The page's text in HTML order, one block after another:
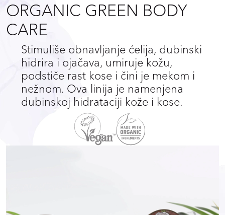
ORGANIC GREEN BODY
CARE
Stimuliše obnavljanje ćelija, dubinski
hidrira i ojačava, umiruje kožu,
podstiče rast kose i čini je mekom i
nežnom. Ova linija je namenjena
dubinskoj hidrataciji kože i kose.